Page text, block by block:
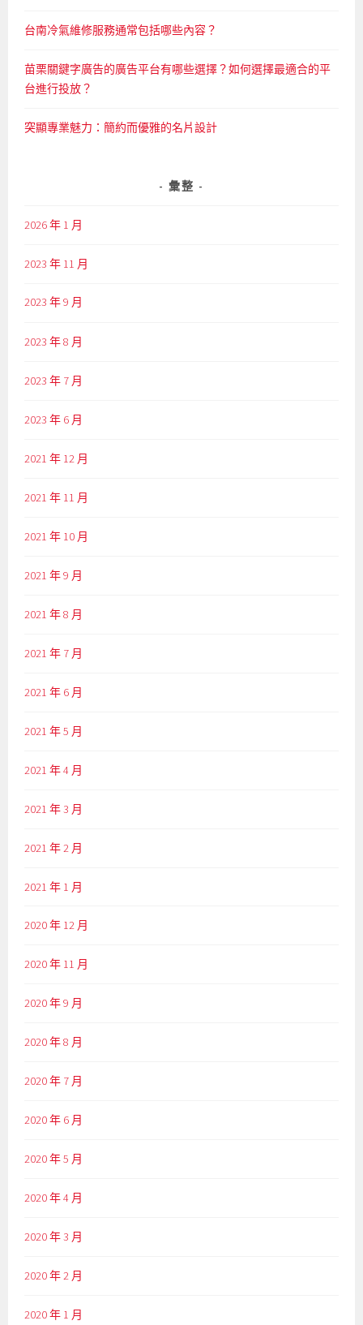
台南冷氣維修服務通常包括哪些內容？
苗栗關鍵字廣告的廣告平台有哪些選擇？如何選擇最適合的平
台進行投放？
突顯專業魅力：簡約而優雅的名片設計
彙整
2026 年 1 月
2023 年 11 月
2023 年 9 月
2023 年 8 月
2023 年 7 月
2023 年 6 月
2021 年 12 月
2021 年 11 月
2021 年 10 月
2021 年 9 月
2021 年 8 月
2021 年 7 月
2021 年 6 月
2021 年 5 月
2021 年 4 月
2021 年 3 月
2021 年 2 月
2021 年 1 月
2020 年 12 月
2020 年 11 月
2020 年 9 月
2020 年 8 月
2020 年 7 月
2020 年 6 月
2020 年 5 月
2020 年 4 月
2020 年 3 月
2020 年 2 月
2020 年 1 月